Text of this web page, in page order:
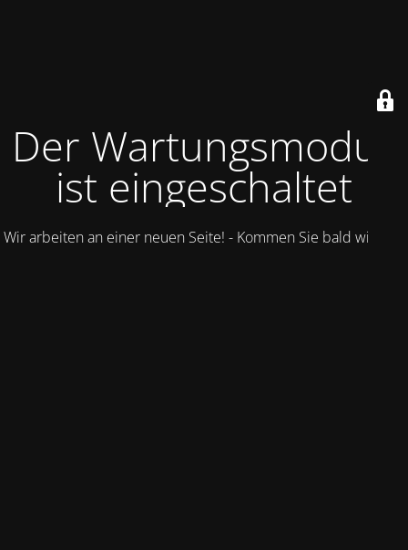
Der Wartungsmodus
ist eingeschaltet
Wir arbeiten an einer neuen Seite! - Kommen Sie bald wieder.